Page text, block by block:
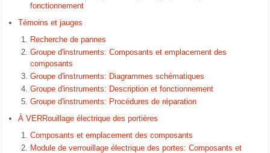
fonctionnement
Témoins et jauges
Recherche de pannes
Groupe d'instruments: Composants et emplacement des
composants
Groupe d'instruments: Diagrammes schématiques
Groupe d'instruments: Description et fonctionnement
Groupe d'instruments: Procédures de réparation
À VERRouillage électrique des portières
Composants et emplacement des composants
Module de verrouillage électrique des portes: Composants et